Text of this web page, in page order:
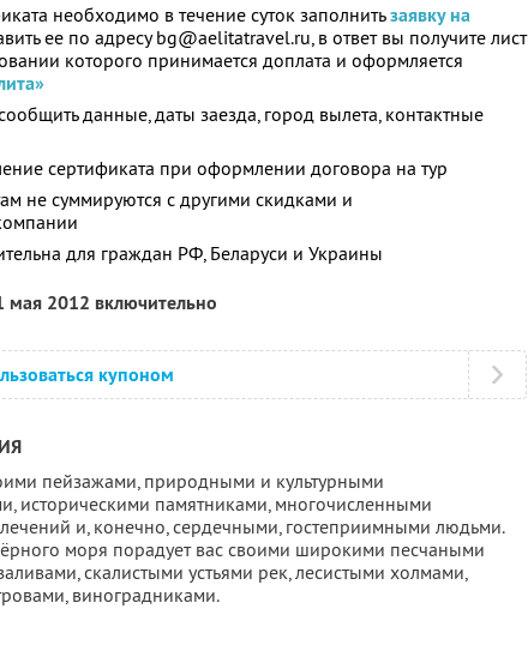
необходимо в течение суток заполнитьзаявку на
ее по адресу bg@aelitatravel.ru, в ответ вы получите лист
которого принимается доплата и оформляется
данные, даты заезда, город вылета, контактные
сертификата при оформлении договора на тур
не суммируются с другими скидками и
для граждан РФ, Беларуси и Украины
мая 2012 включительно
купоном
пейзажами, природными и культурными
историческими памятниками, многочисленными
и, конечно, сердечными, гостеприимными людьми.
моря порадует вас своими широкими песчаными
скалистыми устьями рек, лесистыми холмами,
виноградниками.